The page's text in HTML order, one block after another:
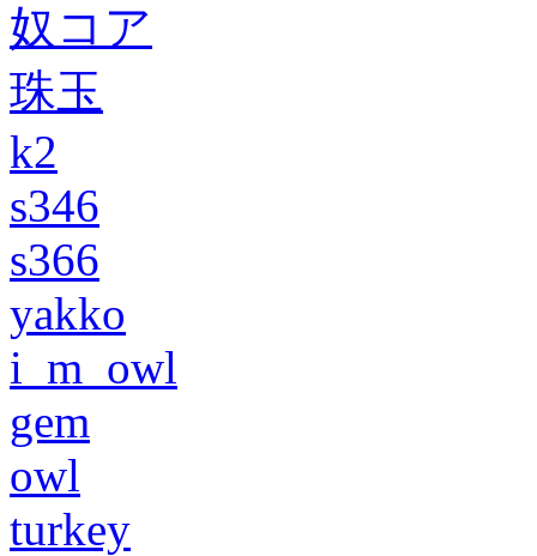
奴コア
珠玉
k2
s346
s366
yakko
i_m_owl
gem
owl
turkey